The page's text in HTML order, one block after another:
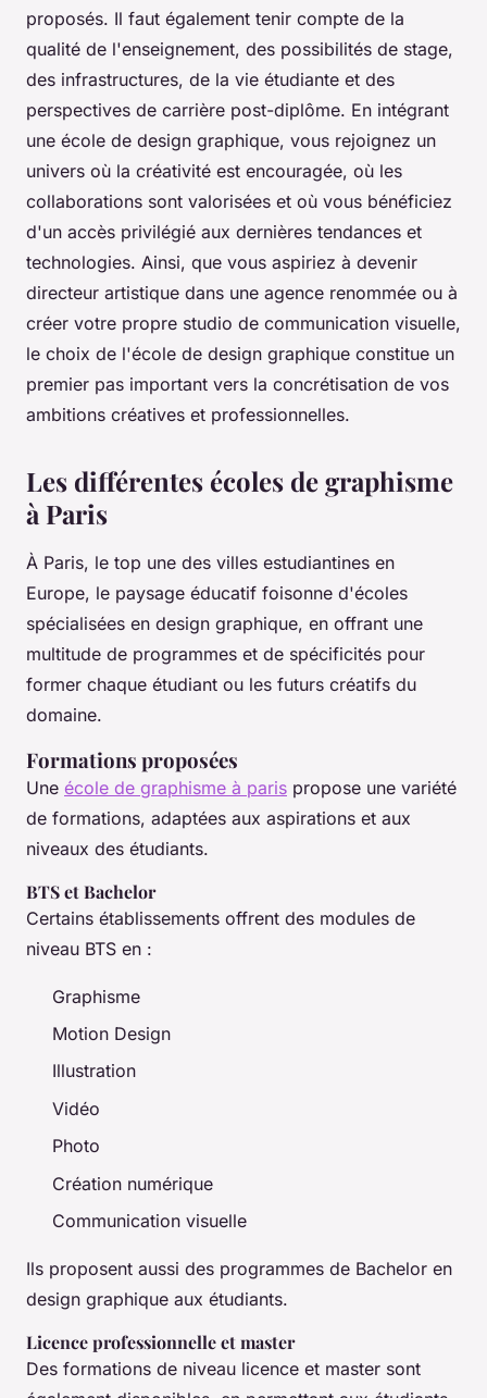
proposés. Il faut également tenir compte de la
qualité de l'enseignement, des possibilités de stage,
des infrastructures, de la vie étudiante et des
perspectives de carrière post-diplôme. En intégrant
une école de design graphique, vous rejoignez un
univers où la créativité est encouragée, où les
collaborations sont valorisées et où vous bénéficiez
d'un accès privilégié aux dernières tendances et
technologies. Ainsi, que vous aspiriez à devenir
directeur artistique dans une agence renommée ou à
créer votre propre studio de communication visuelle,
le choix de l'école de design graphique constitue un
premier pas important vers la concrétisation de vos
ambitions créatives et professionnelles.
Les différentes écoles de graphisme
à Paris
À Paris, le top une des villes estudiantines en
Europe, le paysage éducatif foisonne d'écoles
spécialisées en design graphique, en offrant une
multitude de programmes et de spécificités pour
former chaque étudiant ou les futurs créatifs du
domaine.
Formations proposées
Une école de graphisme à paris propose une variété
de formations, adaptées aux aspirations et aux
niveaux des étudiants.
BTS et Bachelor
Certains établissements offrent des modules de
niveau BTS en :
Graphisme
Motion Design
Illustration
Vidéo
Photo
Création numérique
Communication visuelle
Ils proposent aussi des programmes de Bachelor en
design graphique aux étudiants.
Licence professionnelle et master
Des formations de niveau licence et master sont